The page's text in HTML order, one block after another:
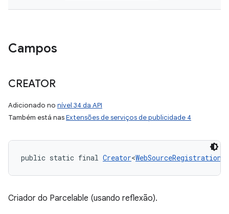
Campos
CREATOR
Adicionado no nível 34 da API
Também está nasExtensões de serviços de publicidade 4
public static final Creator<
Criador do Parcelable (usando reflexão).